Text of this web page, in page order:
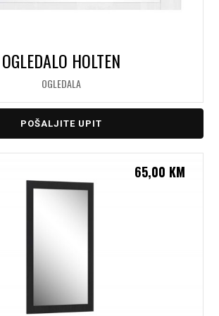
OGLEDALO HOLTEN
OGLEDALA
POŠALJITE UPIT
65,00 KM